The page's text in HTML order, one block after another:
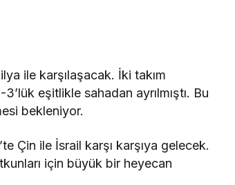
ile karşılaşacak. İki takım
eşitlikle sahadan ayrılmıştı. Bu
bekleniyor.
Çin ile İsrail karşı karşıya gelecek.
için büyük bir heyecan